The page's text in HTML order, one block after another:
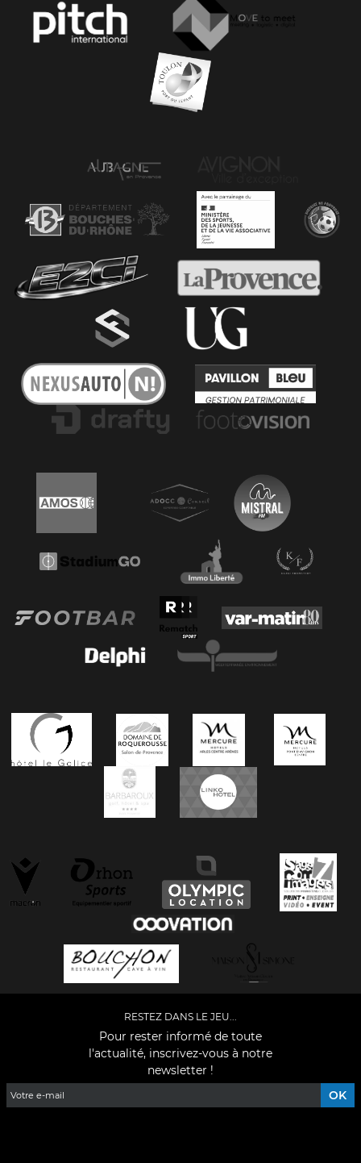
RESTEZ DANS LE JEU...
Pour rester informé de toute
l'actualité, inscrivez-vous à notre
newsletter !